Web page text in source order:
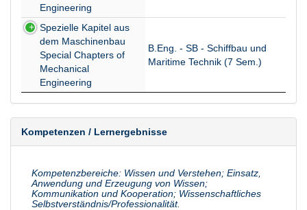
Engineering
Spezielle Kapitel aus
dem Maschinenbau
Special Chapters of
Mechanical
Engineering
B.Eng. - SB - Schiffbau und
Maritime Technik (7 Sem.)
Kompetenzen / Lernergebnisse
Kompetenzbereiche: Wissen und Verstehen; Einsatz,
Anwendung und Erzeugung von Wissen;
Kommunikation und Kooperation; Wissenschaftliches
Selbstverständnis/Professionalität.